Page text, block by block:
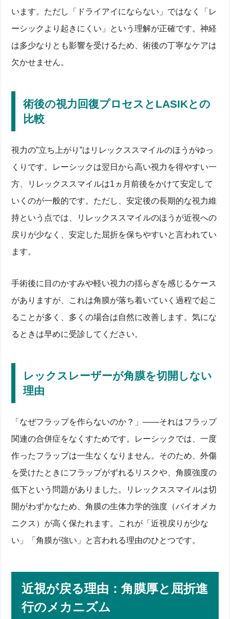
います。ただし「ドライアイにならない」ではなく「レ
ーシックより起きにくい」という理解が正確です。神経
は多少なりとも影響を受けるため、術後の丁寧なケアは
欠かせません。
術後の視力回復プロセスとLASIKとの
比較
視力の”立ち上がり”はリレックススマイルのほうがゆっ
くりです。レーシックは翌日から高い視力を得やすい一
方、リレックススマイルは1ヵ月前後をかけて安定して
いくのが一般的です。ただし、安定後の長期的な視力維
持という点では、リレックススマイルのほうが近視への
戻りが少なく、安定した屈折を保ちやすいと言われてい
ます。
手術後に目のかすみや軽い視力の揺らぎを感じるケース
がありますが、これは角膜が落ち着いていく過程で起こ
ることが多く、多くの場合は自然に改善します。気にな
るときは早めに受診してください。
レックスレーザーが角膜を切開しない
理由
「なぜフラップを作らないのか？」——それはフラップ
関連の合併症をなくすためです。レーシックでは、一度
作ったフラップは一生なくなりません。そのため、外傷
を受けたときにフラップがずれるリスクや、角膜強度の
低下という問題がありました。リレックススマイルは切
開がわずかなため、角膜の生体力学的強度（バイオメカ
ニクス）が高く保たれます。これが「近視戻りが少な
い」「角膜が強い」と言われる理由のひとつです。
近視が戻る理由：角膜厚と屈折進
行のメカニズム